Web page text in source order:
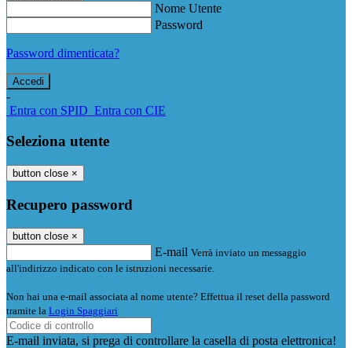
Nome Utente
Password
Password dimenticata?
-
Entra con SPID Entra con CIE
Seleziona utente
button close ×
Recupero password
button close ×
E-mail Verrà inviato un messaggio
all'indirizzo indicato con le istruzioni necessarie.
Non hai una e-mail associata al nome utente? Effettua il reset della password
tramite la Login Spaggiari
E-mail inviata, si prega di controllare la casella di posta elettronica!